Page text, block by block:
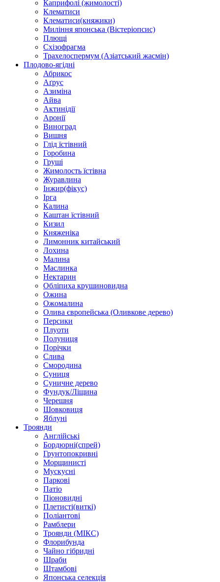
Каприфолі (жимолості)
Клематиси
Клематиси(княжики)
Миління японська (Вістеріопсис)
Плющі
Схізофрагма
Трахелоспермум (Азіатський жасмін)
Плодово-ягідні
Абрикос
Аґрус
Азиміна
Айва
Актинідії
Аронії
Виноград
Вишня
Глід їстівний
Горобина
Груші
Жимолость їстівна
Журавлина
Інжир(фікус)
Ірга
Калина
Каштан їстівний
Кизил
Княженіка
Лимонник китайський
Лохина
Малина
Маслинка
Нектарин
Обліпиха крушиновидна
Ожина
Ожомалина
Олива європейська (Оливкове дерево)
Персики
Плуоти
Полуниця
Порічки
Слива
Смородина
Суниця
Суничне дерево
Фундук/Ліщина
Черешня
Шовковиця
Яблуні
Троянди
Англійські
Бордюрні(спрей)
Грунтопокривні
Морщинисті
Мускусні
Паркові
Патіо
Піоновидні
Плетисті(виткі)
Поліантові
Рамблери
Троянди (МІКС)
Флорибунда
Чайно гібридні
Шраби
Штамбові
Японська селекція